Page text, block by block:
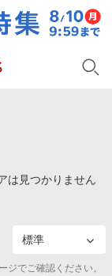
は見つかりません
ジでご確認ください。